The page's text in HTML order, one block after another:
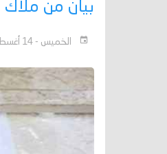
بيان من ملاك
الخميس - 14 أغسطس 2025 - 08:19 م بتوقيت عدن